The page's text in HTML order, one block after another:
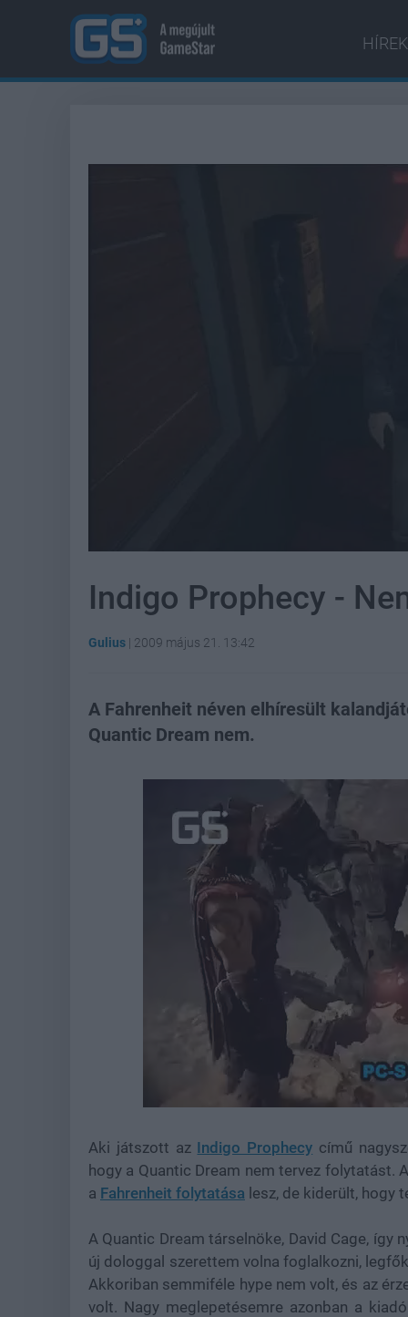
HÍREK
Indigo Prophecy -
Gulius | 2009 május 21. 13:42
A Fahrenheit néven elhíresült
Quantic Dream nem.
37.31%
Aki játszott az Indigo Prophecy című
hogy a Quantic Dream nem tervez folytatást.
a Fahrenheit folytatása lesz, de kiderült, hogy
A Quantic Dream társelnöke, David Cage, így
új dologgal szerettem volna foglalkozni,
Akkoriban semmiféle hype nem volt, és az
volt. Nagy meglepetésemre azonban a